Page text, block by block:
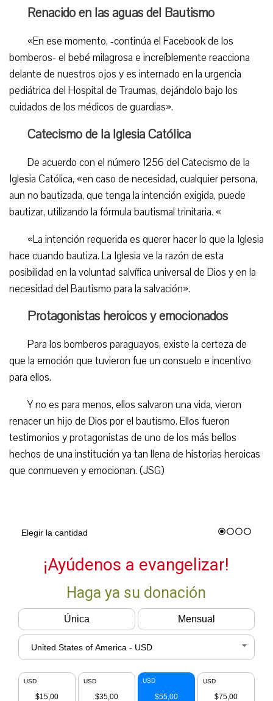
Renacido en las aguas del Bautismo
«En ese momento, -continúa el Facebook de los
bomberos- el bebé milagrosa e increíblemente reacciona
delante de nuestros ojos y es internado en la urgencia
pediátrica del Hospital de Traumas, dejándolo bajo los
cuidados de los médicos de guardias».
Catecismo de la Iglesia Católica
De acuerdo con el número 1256 del Catecismo de la
Iglesia Católica, «en caso de necesidad, cualquier persona,
aun no bautizada, que tenga la intención exigida, puede
bautizar, utilizando la fórmula bautismal trinitaria. «
«La intención requerida es querer hacer lo que la Iglesia
hace cuando bautiza. La Iglesia ve la razón de esta
posibilidad en la voluntad salvífica universal de Dios y en la
necesidad del Bautismo para la salvación».
Protagonistas heroicos y emocionados
Para los bomberos paraguayos, existe la certeza de
que la emoción que tuvieron fue un consuelo e incentivo
para ellos.
Y no es para menos, ellos salvaron una vida, vieron
renacer un hijo de Dios por el bautismo. Ellos fueron
testimonios y protagonistas de uno de los más bellos
hechos de una institución ya tan llena de historias heroicas
que conmueven y emocionan. (JSG)